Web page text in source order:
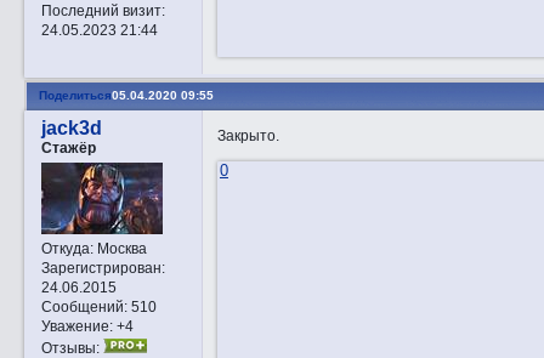
Последний визит:
24.05.2023 21:44
Поделиться05.04.2020 09:55
jack3d
Стажёр
Откуда:Москва
Зарегистрирован:
24.06.2015
Сообщений:510
Уважение: +4
Отзывы:
Закрытo.
0